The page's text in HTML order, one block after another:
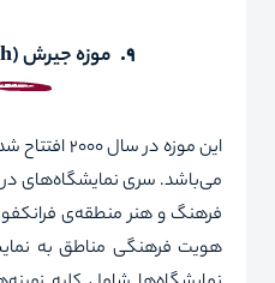
9. موزه جیرش(
این موزه در
می‌باشد. سری نمایشگاه‌های در
فرهنگ و هنر منطقه‌ی
هویت فرهنگی مناطق به